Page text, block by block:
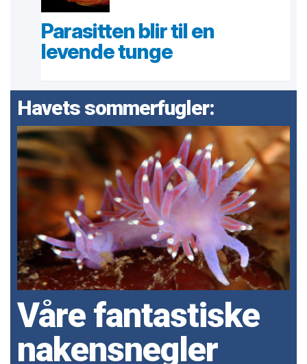
Parasitten blir til en
levende tunge
Havets sommerfugler:
Våre fantastiske
nakensnegler